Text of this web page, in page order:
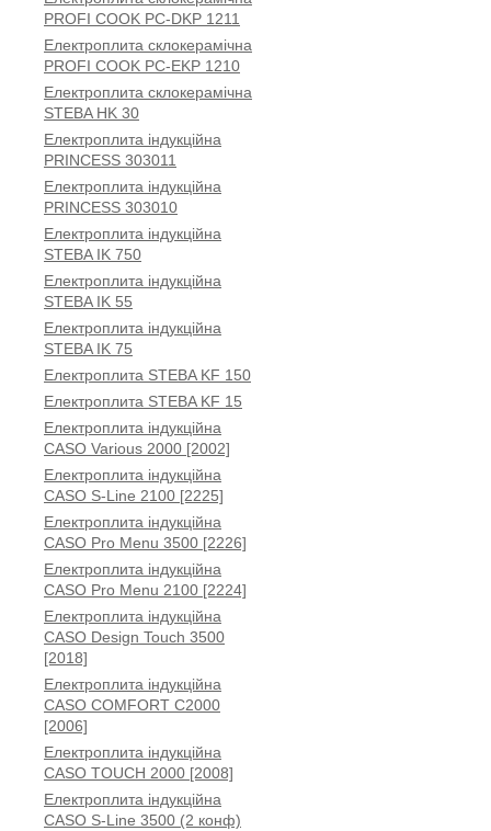
PROFI COOK PC-DKP 1211
Електроплита склокерамічна
PROFI COOK PC-EKP 1210
Електроплита склокерамічна
STEBA HK 30
Електроплита індукційна
PRINCESS 303011
Електроплита індукційна
PRINCESS 303010
Електроплита індукційна
STEBA IK 750
Електроплита індукційна
STEBA IK 55
Електроплита індукційна
STEBA IK 75
Електроплита STEBA KF 150
Електроплита STEBA KF 15
Електроплита індукційна
CASO Various 2000 [2002]
Електроплита індукційна
CASO S-Line 2100 [2225]
Електроплита індукційна
CASO Pro Menu 3500 [2226]
Електроплита індукційна
CASO Pro Menu 2100 [2224]
Електроплита індукційна
CASO Design Touch 3500
[2018]
Електроплита індукційна
CASO COMFORT C2000
[2006]
Електроплита індукційна
CASO TOUCH 2000 [2008]
Електроплита індукційна
CASO S-Line 3500 (2 конф)